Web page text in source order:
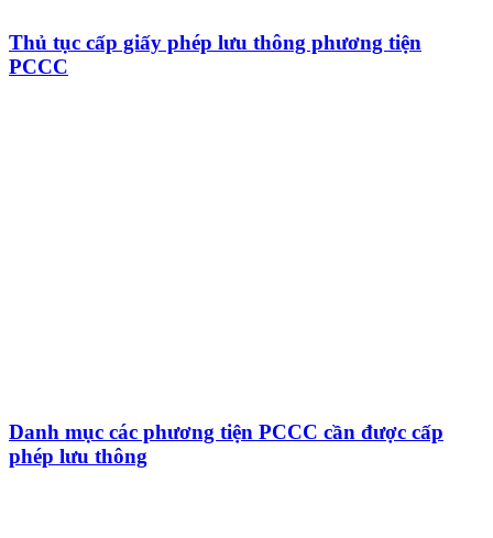
Thủ tục cấp giấy phép lưu thông phương tiện
PCCC
Danh mục các phương tiện PCCC cần được cấp
phép lưu thông